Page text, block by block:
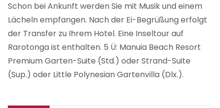
Schon bei Ankunft werden Sie mit Musik und einem
Lächeln empfangen. Nach der Ei-Begrüßung erfolgt
der Transfer zu Ihrem Hotel. Eine Inseltour auf
Rarotonga ist enthalten. 5 Ü: Manuia Beach Resort
Premium Garten-Suite (Std.) oder Strand-Suite
(Sup.) oder Little Polynesian Gartenvilla (Dlx.).